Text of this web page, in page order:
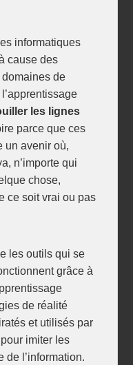
informatiques
cause des
de
les lignes
parce que ces
un avenir où,
n’importe qui
chose,
ce soit vrai ou pas
les outils qui se
grâce à
de réalité
et utilisés par
imiter les
de l’information.